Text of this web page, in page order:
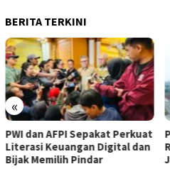
BERITA TERKINI
«
PWI dan AFPI Sepakat Perkuat
Literasi Keuangan Digital dan
Bijak Memilih Pindar